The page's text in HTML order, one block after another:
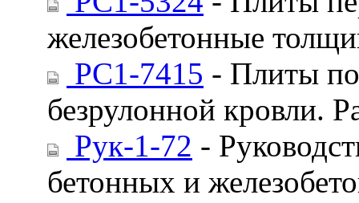
железобетонные
РС1-7415 - Плиты
безрулонной кровли.
Рук-1-72 -
бетонных и